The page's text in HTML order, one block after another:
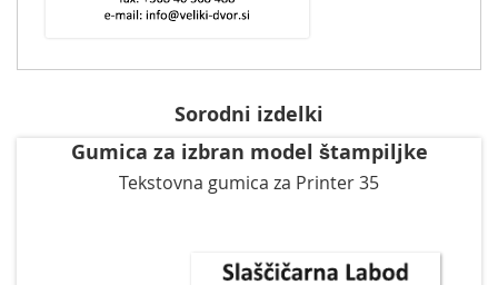
Sorodni izdelki
Gumica za izbran model štampiljke
Tekstovna gumica za Printer 35